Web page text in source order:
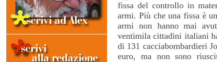
fissa del controllo in
armi. Più che una fissa è
armi non hanno mai
ventimila cittadini italiani
di 131 cacciabombardieri
euro, ma non sono